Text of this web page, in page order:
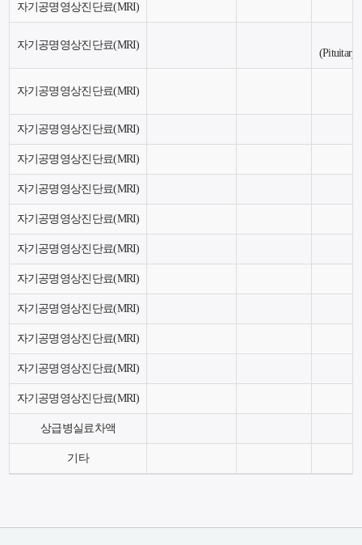
자기공명영상진단료(MRI)
자기공명영상진단료(MRI)
자기공명영상진단료(MRI)
자기공명영상진단료(MRI)
자기공명영상진단료(MRI)
자기공명영상진단료(MRI)
자기공명영상진단료(MRI)
자기공명영상진단료(MRI)
자기공명영상진단료(MRI)
자기공명영상진단료(MRI)
자기공명영상진단료(MRI)
자기공명영상진단료(MRI)
자기공명영상진단료(MRI)
상급병실료차액
기타